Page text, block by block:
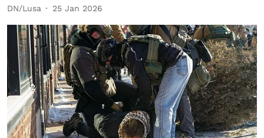
DN/Lusa 25 Jan 2026